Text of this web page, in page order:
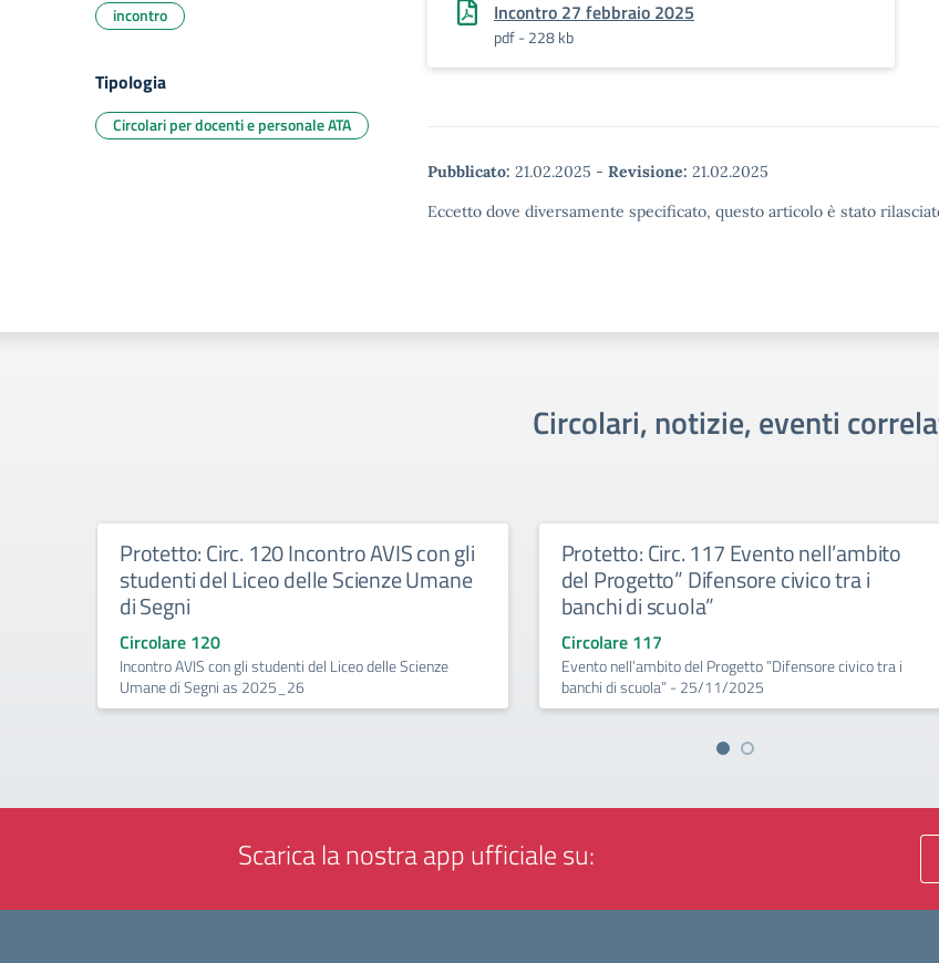
Incontro 27 febbraio 2025
pdf - 228 kb
Pubblicato: 21.02.2025 - Revisione: 21.02.2025
Eccetto dove diversamente specificato, questo articolo è stato
incontro
Tipologia
Circolari per docenti e personale ATA
Circolari, notizie, eventi
Protetto: Circ. 120 Incontro AVIS con gli
studenti del Liceo delle Scienze Umane
di Segni
Circolare 120
Incontro AVIS con gli studenti del Liceo delle Scienze
Umane di Segni as 2025_26
Protetto: Circ. 117 Evento nell’ambito
del Progetto” Difensore civico tra i
banchi di scuola”
Circolare 117
Evento nell’ambito del Progetto ”Difensore civico tra i
banchi di scuola” - 25/11/2025
Scarica la nostra app ufficiale su: